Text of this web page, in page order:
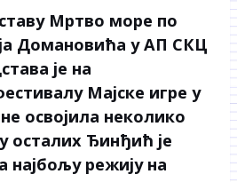
Мртво море по
Домановића у АП СКЦ
је на
Мајске игре у
освојила неколико
осталих Ђинђић је
најбољу режију на